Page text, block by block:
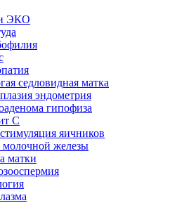
ЭКО
седловидная матка
эндометрия
гипофиза
С
яичников
молочной железы
матки